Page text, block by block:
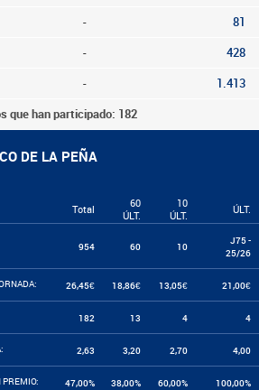
- 81
- 428
- 1.413
que han participado: 182
DE LA PEÑA
Total
60
ÚLT.
10
ÚLT.
ÚLT.
954 60 10
J75 -
25/26
26,45€ 18,86€ 13,05€ 21,00€
182 13 4 4
2,63 3,20 2,70 4,00
PREMIO: 47,00% 38,00% 60,00% 100,00%